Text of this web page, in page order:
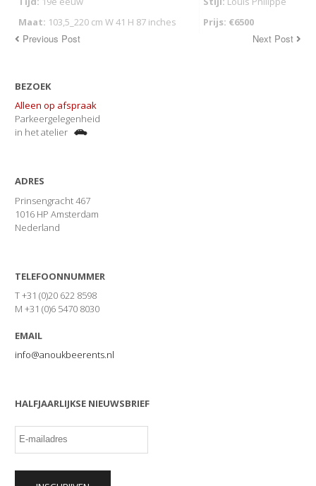
Maat: 103,5_220 cm W 41 H 87 inches Prijs: €6500
Previous Post Next Post
BEZOEK
Alleen op afspraak
Parkeergelegenheid
in het atelier
ADRES
Prinsengracht 467
1016 HP Amsterdam
Nederland
TELEFOONNUMMER
T +31 (0)20 622 8598
M +31 (0)6 5470 8030
EMAIL
info@anoukbeerents.nl
HALFJAARLIJKSE NIEUWSBRIEF